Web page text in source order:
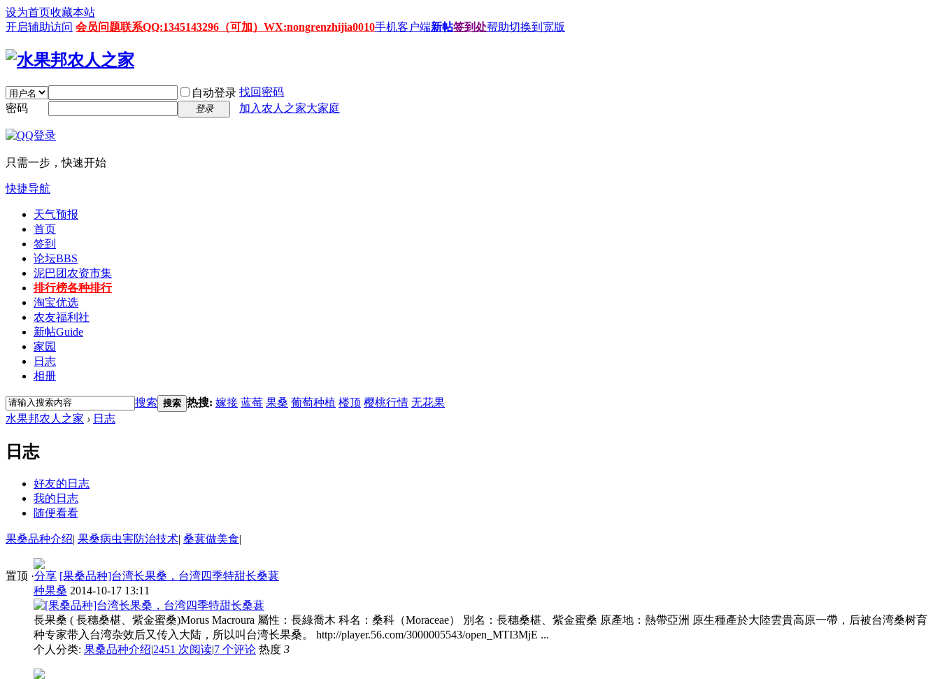
设为首页收藏本站
开启辅助访问 会员问题联系QQ:1345143296（可加）WX:nongrenzhijia0010手机客户端新帖签到处帮助切换到宽版
自动登录 找回密码
密码
登录 加入农人之家大家庭
只需一步，快速开始
快捷导航
天气预报
首页
签到
论坛BBS
泥巴团农资市集
排行榜各种排行
淘宝优选
农友福利社
新帖Guide
家园
日志
相册
搜索 搜索 热搜: 嫁接 蓝莓 果桑 葡萄种植 楼顶 樱桃行情 无花果
水果邦农人之家 › 日志
日志
好友的日志
我的日志
随便看看
果桑品种介绍| 果桑病虫害防治技术| 桑葚做美食|
置顶 ·分享 [果桑品种]台湾长果桑，台湾四季特甜长桑葚
种果桑 2014-10-17 13:11
長果桑 ( 長穗桑椹、紫金蜜桑)Morus Macroura 屬性：長綠喬木 科名：桑科（Moraceae） 別名：長穗桑椹、紫金蜜桑 原產地：熱帶亞洲 原生種產於大陸雲貴高原一帶，后被台湾桑树育
种专家带入台湾杂效后又传入大陆，所以叫台湾长果桑。 http://player.56.com/3000005543/open_MTI3MjE ...
个人分类: 果桑品种介绍|2451 次阅读|7 个评论 热度 3